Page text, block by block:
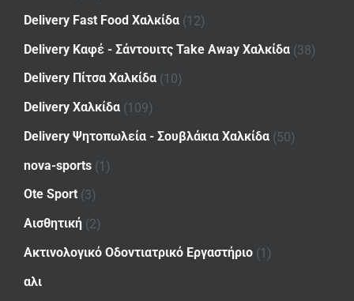
Delivery Fast Food Χαλκίδα (12)
Delivery Καφέ - Σάντουιτς Take Away Χαλκίδα (38)
Delivery Πίτσα Χαλκίδα (10)
Delivery Χαλκίδα (109)
Delivery Ψητοπωλεία - Σουβλάκια Χαλκίδα (50)
nova-sports (1)
Ote Sport (3)
Αισθητική (2)
Ακτινολογικό Οδοντιατρικό Εργαστήριο (1)
αλι